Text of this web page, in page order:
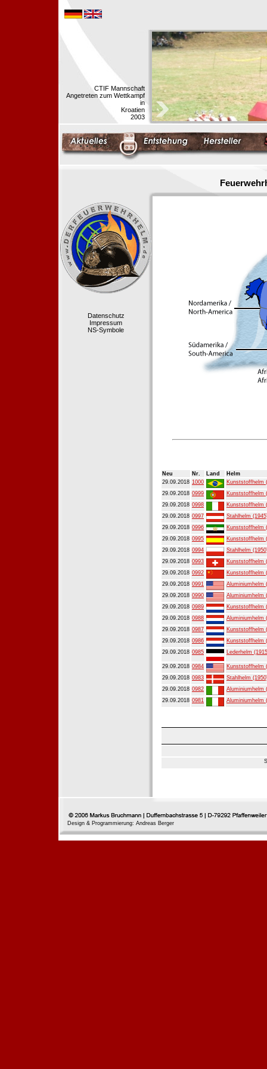
CTIF Mannschaft
Angetreten zum Wettkampf
in
Kroatien
2003
Datenschutz
Impressum
NS-Symbole
Neu Nr. Land
Helm
29.09.2018 1000
Kunststoffhelm
29.09.2018 0999
Kunststoffhelm
29.09.2018 0998
Kunststoffhelm
29.09.2018 0997
Stahlhelm
29.09.2018 0996
Kunststoffhelm
29.09.2018 0995
Kunststoffhelm
29.09.2018 0994
Stahlhelm
29.09.2018 0993
Kunststoffhelm
29.09.2018 0992
Kunststoffhelm
29.09.2018 0991
Aluminiumhelm
29.09.2018 0990
Aluminiumhelm
29.09.2018 0989
Kunststoffhelm
29.09.2018 0988
Aluminiumhelm
29.09.2018 0987
Kunststoffhelm
29.09.2018 0986
Kunststoffhelm
29.09.2018 0985 Lederhelm
29.09.2018 0984
Kunststoffhelm
29.09.2018 0983
Stahlhelm
29.09.2018 0982
Aluminiumhelm
29.09.2018 0981 Aluminiumhelm
Design & Programmierung: Andreas Berger